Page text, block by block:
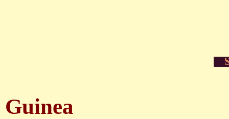
Guinea